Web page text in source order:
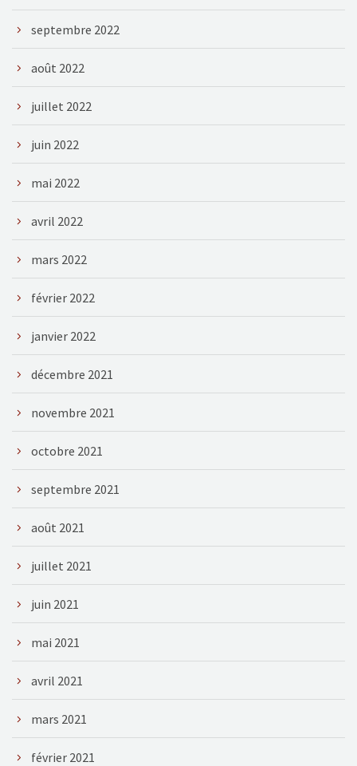
septembre 2022
août 2022
juillet 2022
juin 2022
mai 2022
avril 2022
mars 2022
février 2022
janvier 2022
décembre 2021
novembre 2021
octobre 2021
septembre 2021
août 2021
juillet 2021
juin 2021
mai 2021
avril 2021
mars 2021
février 2021